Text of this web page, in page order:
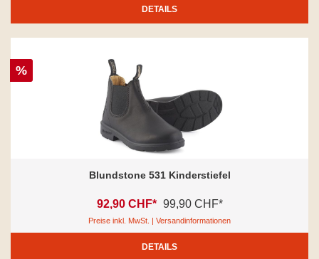
DETAILS
%
Blundstone 531 Kinderstiefel
92,90 CHF* 99,90 CHF*
Preise inkl. MwSt. | Versandinformationen
DETAILS